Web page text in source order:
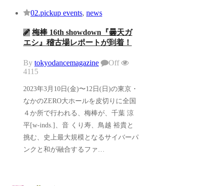
02.pickup events, news
梅棒 16th showdown『曇天ガ
エシ』稽古場レポートが到着！
By tokyodancemagazine
Off
4115
2023年3月10日(金)〜12日(日)の東京・
なかのZERO大ホールを皮切りに全国
４か所で行われる、梅棒が、千葉 涼
平[w-inds.]、音 くり寿、鳥越 裕貴と
挑む、史上最大規模となるサイバーパ
ンクと和が融合するファ…